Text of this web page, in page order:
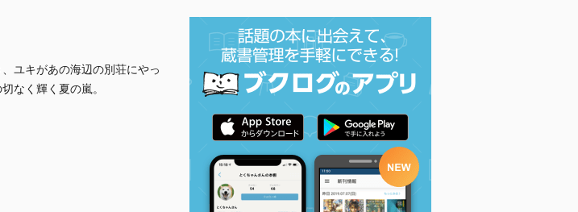
ユキがあの海辺の別荘にやっ
なく輝く夏の嵐。